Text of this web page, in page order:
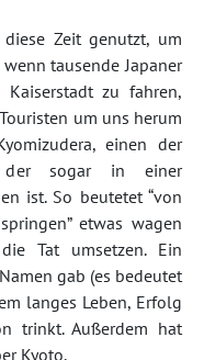
Zeit genutzt, um
tausende Japaner
zu fahren,
um uns herum
einen der
der sogar in einer
ist. So beutetet “von
etwas wagen
Tat umsetzen. Ein
gab (es bedeutet
langes Leben, Erfolg
trinkt. Außerdem hat
Kyoto.